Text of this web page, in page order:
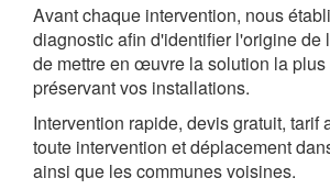
Avant chaque intervention, nous
diagnostic afin d'identifier l'origine de
de mettre en œuvre la solution la plus
préservant vos installations.
Intervention rapide, devis gratuit, tarif
toute intervention et déplacement
ainsi que les communes voisines.